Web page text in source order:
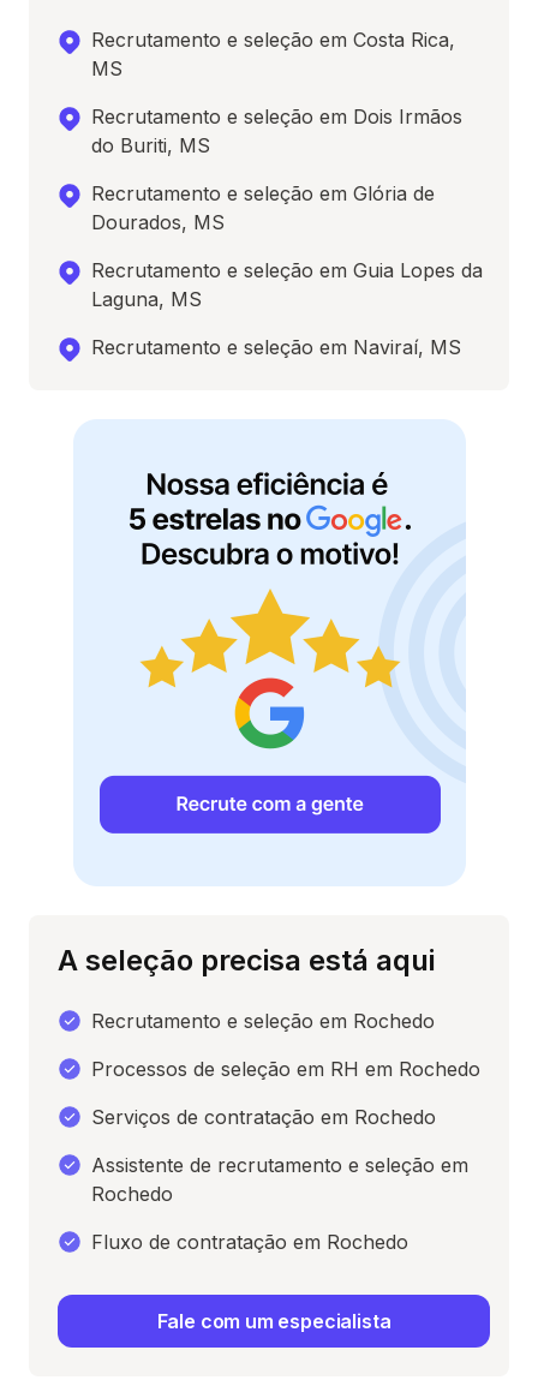
Recrutamento e seleção em Costa Rica,
MS
Recrutamento e seleção em Dois Irmãos
do Buriti, MS
Recrutamento e seleção em Glória de
Dourados, MS
Recrutamento e seleção em Guia Lopes da
Laguna, MS
Recrutamento e seleção em Naviraí, MS
A seleção precisa está aqui
Recrutamento e seleção em Rochedo
Processos de seleção em RH em Rochedo
Serviços de contratação em Rochedo
Assistente de recrutamento e seleção em
Rochedo
Fluxo de contratação em Rochedo
Fale com um especialista